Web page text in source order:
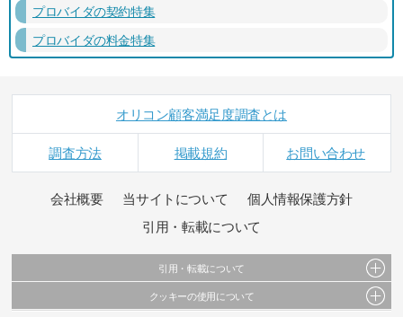
プロバイダの契約特集
プロバイダの料金特集
オリコン顧客満足度調査とは
調査方法 掲載規約 お問い合わせ
会社概要 当サイトについて
個人情報保護方針
引用・転載について
引用・転載について
当サイトで公開されている情報（文字、写真、イラスト、画像データ等）及びこれらの配
クッキーの使用について